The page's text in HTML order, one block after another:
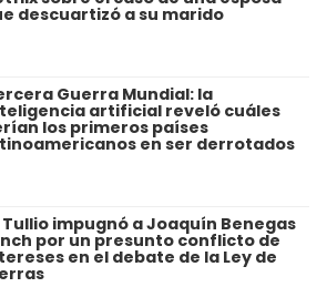
descuartizó a su marido
Guerra Mundial: la
artificial reveló cuáles
los primeros países
en ser derrotados
Tullio impugnó a Joaquín Benegas
por un presunto conflicto de
en el debate de la Ley de